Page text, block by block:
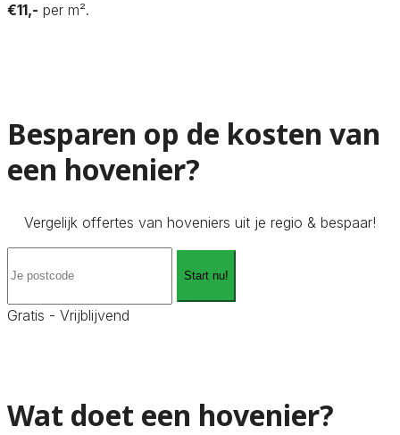
€11,- per m².
Besparen op de kosten van
een hovenier?
Vergelijk offertes van hoveniers uit je regio & bespaar!
Start nu!
Gratis - Vrijblijvend
Wat doet een hovenier?